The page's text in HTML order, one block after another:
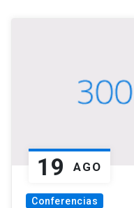
19 AGO
Conferencias